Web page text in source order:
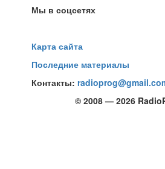
Мы в соцсетях
Карта сайта
Последние материалы
Контакты:
© 2008 — 2026